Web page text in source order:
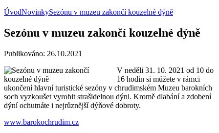
ÚvodNovinkySezónu v muzeu zakončí kouzelné dýně
Sezónu v muzeu zakončí kouzelné dýně
Publikováno: 26.10.2021
V neděli 31. 10. 2021 od 10 do
16 hodin si můžete v rámci
ukončení hlavní turistické sezóny v chrudimském Muzeu barokních
soch vyzkoušet vyrobit strašidelnou dýni. Kromě dlabání a zdobení
dýní ochutnáte i nejrůznější dýňové dobroty.
www.barokochrudim.cz